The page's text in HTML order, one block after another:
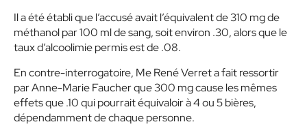
Il a été établi que l’accusé avait l’équivalent de 310 mg de
méthanol par 100 ml de sang, soit environ .30, alors que le
taux d’alcoolimie permis est de .08.
En contre-interrogatoire, Me René Verret a fait ressortir
par Anne-Marie Faucher que 300 mg cause les mêmes
effets que .10 qui pourrait équivaloir à 4 ou 5 bières,
dépendamment de chaque personne.